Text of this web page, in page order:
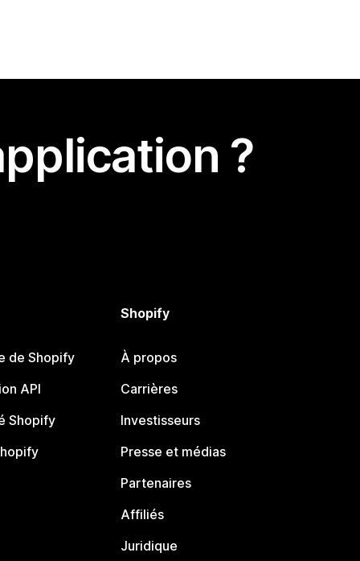
?
de Shopify
API
Shopify
Shopify
À propos
Carrières
Investisseurs
Presse et médias
Partenaires
Affiliés
Juridique